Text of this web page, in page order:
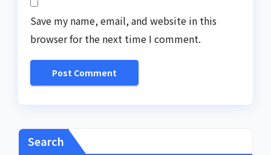
Save my name, email, and website in this
browser for the next time I comment.
Search